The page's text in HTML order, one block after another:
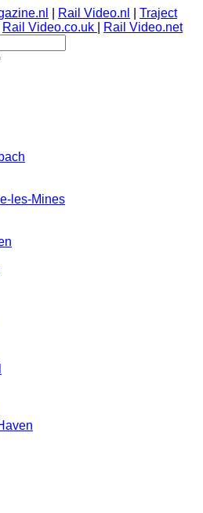
Rail Video.nl
Traject
Rail Video.co.uk Rail Video.net
les-Mines